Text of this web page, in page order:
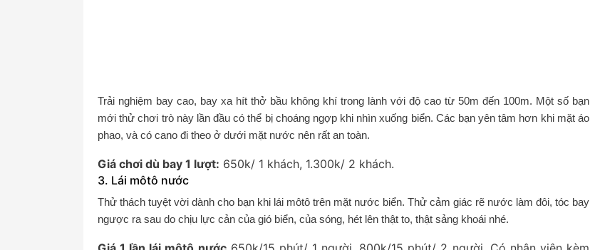
Trải nghiệm bay cao, bay xa hít thở bầu không khí trong lành với độ cao từ 50m đến 100m. Một số bạn
mới thử chơi trò này lần đầu có thể bị choáng ngợp khi nhìn xuống biển. Các bạn yên tâm hơn khi mặt áo
phao, và có cano đi theo ở dưới mặt nước nên rất an toàn.
Giá chơi dù bay 1 lượt: 650k/ 1 khách, 1.300k/ 2 khách.
3. Lái môtô nước
Thử thách tuyệt vời dành cho bạn khi lái môtô trên mặt nước biển. Thử cảm giác rẽ nước làm đôi, tóc bay
ngược ra sau do chịu lực cản của gió biển, của sóng, hét lên thật to, thật sảng khoái nhé.